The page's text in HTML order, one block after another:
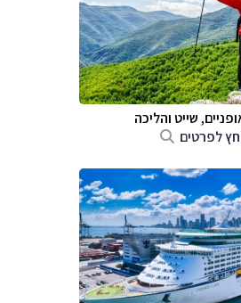
שייט והליכה
לפרטים